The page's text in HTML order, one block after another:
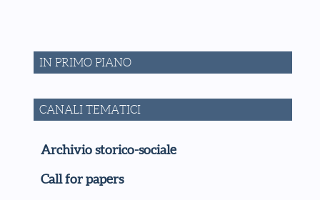
IN PRIMO PIANO
CANALI TEMATICI
Archivio storico-sociale
Call for papers